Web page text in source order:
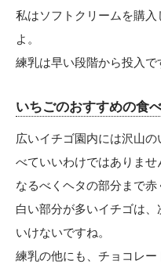
私はソフトクリームを購
よ。
練乳は早い段階から投入で
いちごのおすすめの食
広いイチゴ園内には沢山
べていいわけではありませ
なるべくヘタの部分まで赤
白い部分が多いイチゴは
いけないですね。
練乳の他にも、チョコレ